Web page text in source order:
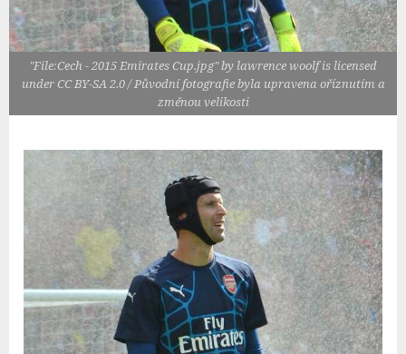
"File:Cech - 2015 Emirates Cup.jpg" by lawrence woolf is licensed
under CC BY-SA 2.0 / Původní fotografie byla upravena oříznutím a
změnou velikosti